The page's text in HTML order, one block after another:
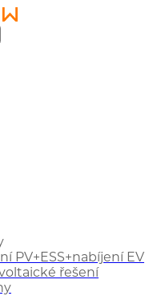
PV+ESS+nabíjení EV
řešení